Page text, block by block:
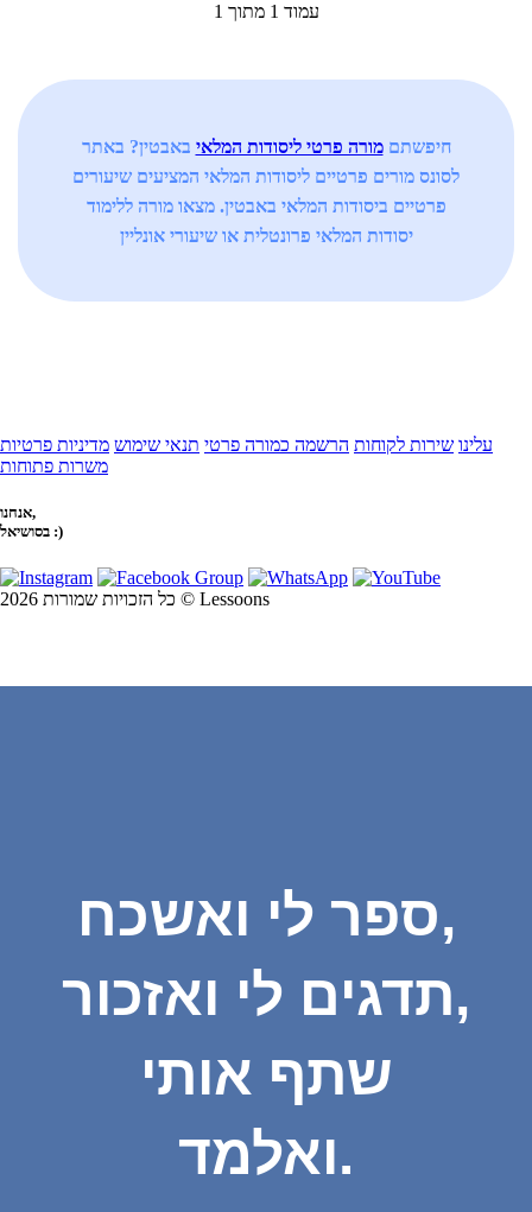
עמוד 1 מתוך 1
חיפשתםמורה פרטי ליסודות המלאי באבטין? באתר
לסונס מורים פרטיים ליסודות המלאי המציעים שיעורים
פרטיים ביסודות המלאי באבטין. מצאו מורה ללימוד
יסודות המלאי פרונטלית או שיעורי אונליין
עלינו שירות לקוחות הרשמה כמורה פרטי תנאי שימוש מדיניות פרטיות
משרות פתוחות
אנחנו,
בסושיאל :)
כל הזכויות שמורות 2026 © Lessoons
ספר לי ואשכח,
תדגים לי ואזכור,
שתף אותי
ואלמד.